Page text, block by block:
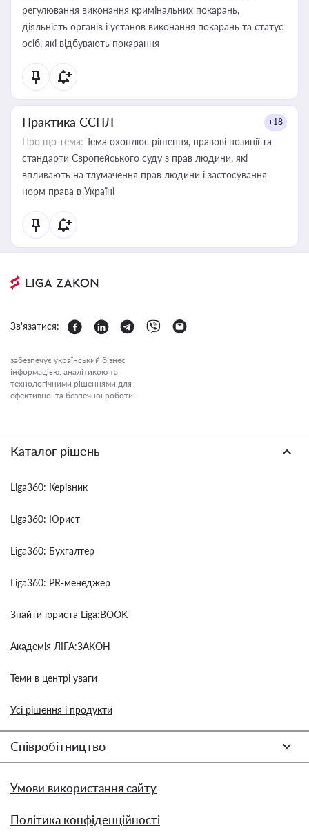
регулювання виконання кримінальних покарань,
діяльність органів і установ виконання покарань та статус
осіб, які відбувають покарання
Практика ЄСПЛ +18
Про що тема: Тема охоплює рішення, правові позиції та
стандарти Європейського суду з прав людини, які
впливають на тлумачення прав людини і застосування
норм права в Україні
Зв'язатися:
забезпечує український бізнес
інформацією, аналітикою та
технологічними рішеннями для
ефективної та безпечної роботи.
Каталог рішень
Liga360: Керівник
Liga360: Юрист
Liga360: Бухгалтер
Liga360: PR-менеджер
Знайти юриста Liga:BOOK
Академія ЛІГА:ЗАКОН
Теми в центрі уваги
Усі рішення і продукти
Співробітництво
Умови використання сайту
Політика конфіденційності